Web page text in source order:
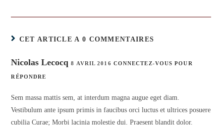
CET ARTICLE A 0 COMMENTAIRES
Nicolas Lecocq 8 AVRIL 2016 CONNECTEZ-VOUS POUR
RÉPONDRE
Sem massa mattis sem, at interdum magna augue eget diam.
Vestibulum ante ipsum primis in faucibus orci luctus et ultrices posuere
cubilia Curae; Morbi lacinia molestie dui. Praesent blandit dolor.